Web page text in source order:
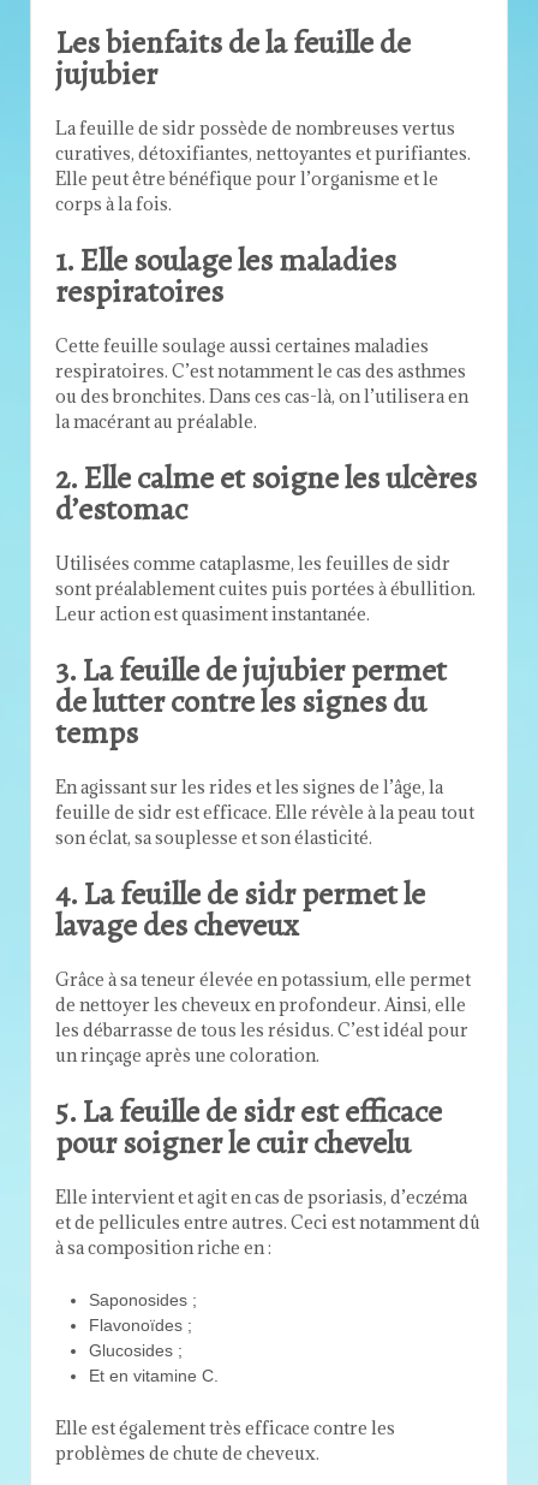
Les bienfaits de la feuille de
jujubier
La feuille de sidr possède de nombreuses vertus
curatives, détoxifiantes, nettoyantes et purifiantes.
Elle peut être bénéfique pour l’organisme et le
corps à la fois.
1. Elle soulage les maladies
respiratoires
Cette feuille soulage aussi certaines maladies
respiratoires. C’est notamment le cas des asthmes
ou des bronchites. Dans ces cas-là, on l’utilisera en
la macérant au préalable.
2. Elle calme et soigne les ulcères
d’estomac
Utilisées comme cataplasme, les feuilles de sidr
sont préalablement cuites puis portées à ébullition.
Leur action est quasiment instantanée.
3. La feuille de jujubier permet
de lutter contre les signes du
temps
En agissant sur les rides et les signes de l’âge, la
feuille de sidr est efficace. Elle révèle à la peau tout
son éclat, sa souplesse et son élasticité.
4. La feuille de sidr permet le
lavage des cheveux
Grâce à sa teneur élevée en potassium, elle permet
de nettoyer les cheveux en profondeur. Ainsi, elle
les débarrasse de tous les résidus. C’est idéal pour
un rinçage après une coloration.
5. La feuille de sidr est efficace
pour soigner le cuir chevelu
Elle intervient et agit en cas de psoriasis, d’eczéma
et de pellicules entre autres. Ceci est notamment dû
à sa composition riche en :
Saponosides ;
Flavonoïdes ;
Glucosides ;
Et en vitamine C.
Elle est également très efficace contre les
problèmes de chute de cheveux.